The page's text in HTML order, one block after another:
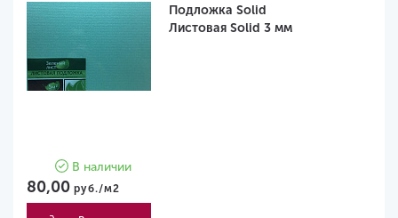
Подложка Solid
Листовая Solid 3 мм
В наличии
80,00 руб./м2